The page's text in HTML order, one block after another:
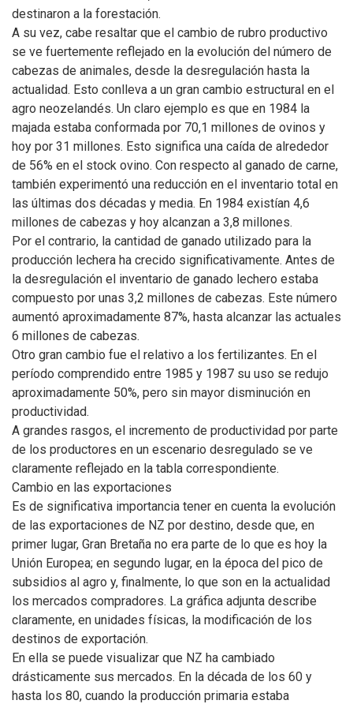
destinaron a la forestación.
A su vez, cabe resaltar que el cambio de rubro productivo
se ve fuertemente reflejado en la evolución del número de
cabezas de animales, desde la desregulación hasta la
actualidad. Esto conlleva a un gran cambio estructural en el
agro neozelandés. Un claro ejemplo es que en 1984 la
majada estaba conformada por 70,1 millones de ovinos y
hoy por 31 millones. Esto significa una caída de alrededor
de 56% en el stock ovino. Con respecto al ganado de carne,
también experimentó una reducción en el inventario total en
las últimas dos décadas y media. En 1984 existían 4,6
millones de cabezas y hoy alcanzan a 3,8 millones.
Por el contrario, la cantidad de ganado utilizado para la
producción lechera ha crecido significativamente. Antes de
la desregulación el inventario de ganado lechero estaba
compuesto por unas 3,2 millones de cabezas. Este número
aumentó aproximadamente 87%, hasta alcanzar las actuales
6 millones de cabezas.
Otro gran cambio fue el relativo a los fertilizantes. En el
período comprendido entre 1985 y 1987 su uso se redujo
aproximadamente 50%, pero sin mayor disminución en
productividad.
A grandes rasgos, el incremento de productividad por parte
de los productores en un escenario desregulado se ve
claramente reflejado en la tabla correspondiente.
Cambio en las exportaciones
Es de significativa importancia tener en cuenta la evolución
de las exportaciones de NZ por destino, desde que, en
primer lugar, Gran Bretaña no era parte de lo que es hoy la
Unión Europea; en segundo lugar, en la época del pico de
subsidios al agro y, finalmente, lo que son en la actualidad
los mercados compradores. La gráfica adjunta describe
claramente, en unidades físicas, la modificación de los
destinos de exportación.
En ella se puede visualizar que NZ ha cambiado
drásticamente sus mercados. En la década de los 60 y
hasta los 80, cuando la producción primaria estaba